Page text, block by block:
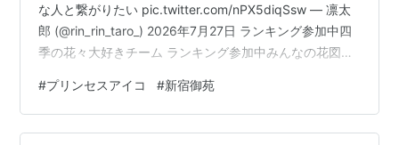
な人と繋がりたい pic.twitter.com/nPX5diqSsw — 凛太
郎 (@rin_rin_taro_) 2026年7月27日 ランキング参加中四
季の花々大好きチーム ランキング参加中みんなの花図鑑
#プリンセスアイコ #新宿御苑